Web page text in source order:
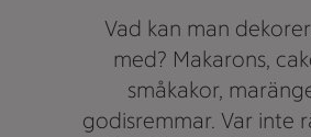
Vad kan man
med? Makarons,
småkakor,
godisremmar. Var inte